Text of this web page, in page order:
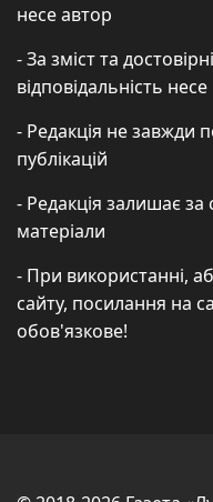
несе автор
- За зміст та
відповідальність
- Редакція не завжди
публікацій
- Редакція залишає
матеріали
- При використанні,
сайту, посилання на
обов'язкове!